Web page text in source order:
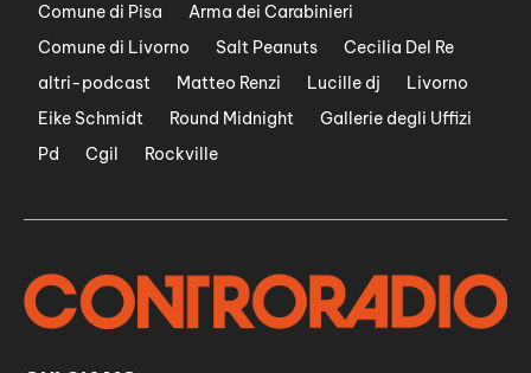
Comune di Pisa
Arma dei Carabinieri
Comune di Livorno
Salt Peanuts
Cecilia Del Re
altri-podcast
Matteo Renzi Lucille dj
Livorno
Eike Schmidt
Round Midnight
Gallerie degli Uffizi
Pd
Cgil Rockville